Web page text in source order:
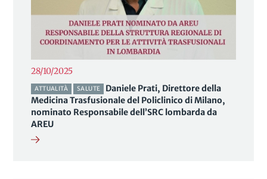
28/10/2025
ATTUALITÀ SALUTE
Daniele Prati, Direttore della
Medicina Trasfusionale del Policlinico di Milano,
nominato Responsabile dell’SRC lombarda da
AREU